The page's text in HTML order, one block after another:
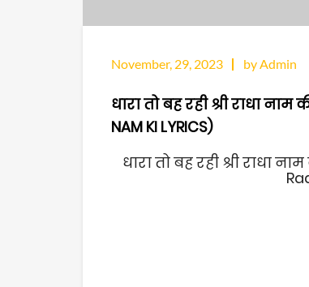
November, 29, 2023 by Admin
धारा तो बह रही श्री राधा नाम
NAM KI LYRICS)
धारा तो बह रही श्री राधा